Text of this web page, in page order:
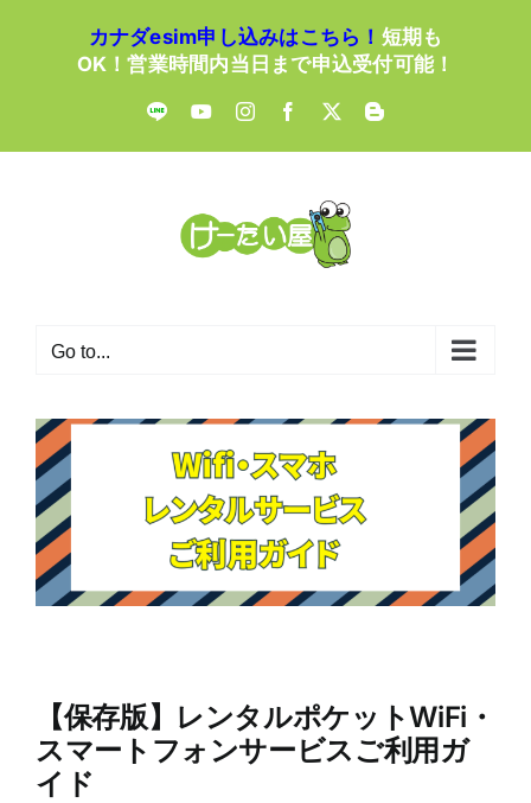
カナダesim申し込みはこちら！ 短期も
OK！営業時間内当日まで申込受付可能！
LINE YouTubeInstagramFacebook
X Blogger
Go to...
【保存版】レンタルポケットWiFi・
スマートフォンサービスご利用ガ
イド